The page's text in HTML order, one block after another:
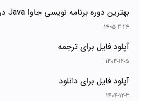
بهترین دوره برنامه نویسی جاوا Java در تهران
1405-3-24
آپلود فایل برای ترجمه
1404-12-5
آپلود فایل برای دانلود
1404-12-3